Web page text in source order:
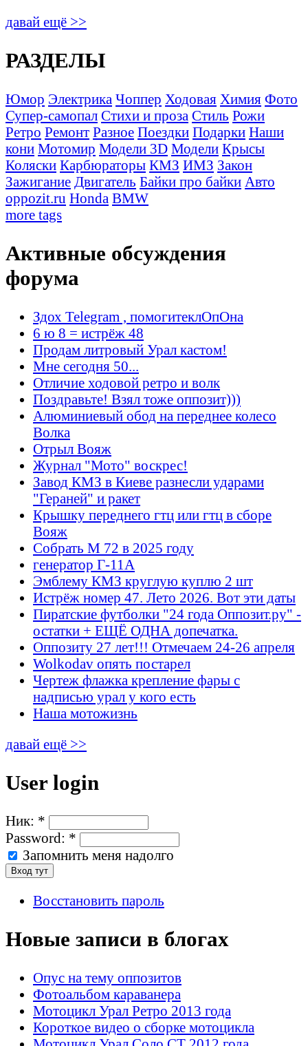
давай ещё >>
РАЗДЕЛЫ
Юмор Электрика Чоппер Ходовая Химия Фото
Супер-самопал Стихи и проза Стиль Рожи
Ретро Ремонт Разное Поездки Подарки Наши
кони Мотомир Модели 3D Модели Крысы
Коляски Карбюраторы КМЗ ИМЗ Закон
Зажигание Двигатель Байки про байки Авто
oppozit.ru Honda BMW
more tags
Активные обсуждения
форума
Здох Telegram , помогитеклОпОна
6 ю 8 = истрёж 48
Продам литровый Урал кастом!
Мне сегодня 50...
Отличие ходовой ретро и волк
Поздравьте! Взял тоже оппозит)))
Алюминиевый обод на переднее колесо
Волка
Отрыл Вояж
Журнал "Мото" воскрес!
Завод КМЗ в Киеве разнесли ударами
"Гераней" и ракет
Крышку переднего гтц или гтц в сборе
Вояж
Собрать М 72 в 2025 году
генератор Г-11А
Эмблему КМЗ круглую куплю 2 шт
Истрёж номер 47. Лето 2026. Вот эти даты
Пиратские футболки "24 года Оппозит.ру" -
остатки + ЕЩЁ ОДНА допечатка.
Оппозиту 27 лет!!! Отмечаем 24-26 апреля
Wolkodav опять постарел
Чертеж флажка крепление фары с
надписью урал у кого есть
Наша мотожизнь
давай ещё >>
User login
Ник: *
Password: *
Запомнить меня надолго
Восстановить пароль
Новые записи в блогах
Опус на тему оппозитов
Фотоальбом караванера
Мотоцикл Урал Ретро 2013 года
Короткое видео о сборке мотоцикла